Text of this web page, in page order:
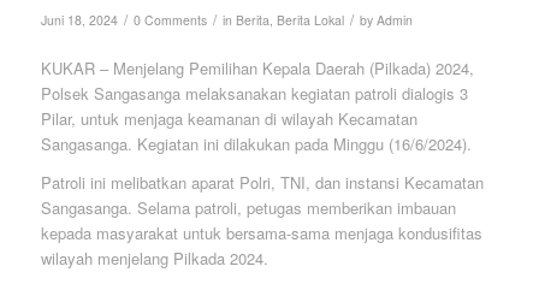
Juni 18, 2024 / 0 Comments / in Berita, Berita Lokal / by Admin
KUKAR – Menjelang Pemilihan Kepala Daerah (Pilkada) 2024,
Polsek Sangasanga melaksanakan kegiatan patroli dialogis 3
Pilar, untuk menjaga keamanan di wilayah Kecamatan
Sangasanga. Kegiatan ini dilakukan pada Minggu (16/6/2024).
Patroli ini melibatkan aparat Polri, TNI, dan instansi Kecamatan
Sangasanga. Selama patroli, petugas memberikan imbauan
kepada masyarakat untuk bersama-sama menjaga kondusifitas
wilayah menjelang Pilkada 2024.